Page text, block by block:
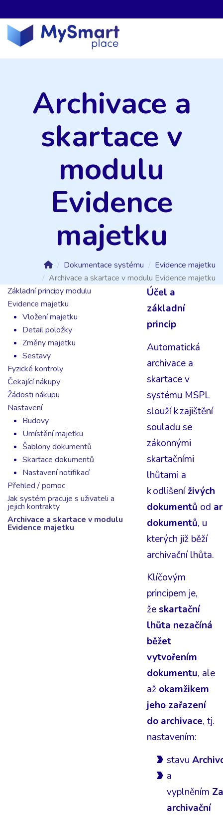
Archivace a
skartace v
modulu
Evidence
majetku
Dokumentace systému
Evidence majetku
Archivace a skartace v modulu Evidence majetku
Základní principy modulu
Evidence majetku
Vložení majetku
Detail položky
Změny majetku
Sestavy
Fyzické kontroly
Čekající nákupy
Žádosti nákupu
Nastavení
Budovy
Umístění majetku
Šablony dokumentů
Skartace dokumentů
Nastavení notifikací
Přehled / pomoc
Jak systém pracuje s uživateli a
jejich kontrakty
Archivace a skartace v modulu
Evidence majetku
Účel a
základní
princip
Automatická
archivace a
skartace v
systému MSPL
slouží k zajištění
souladu se
zákonnými
skartačními
lhůtami a
k odlišeníživých
dokumentů od
dokumentů, u
kterých již běží
archivační lhůta.
Klíčovým
principem je,
že skartační
lhůta nezačíná
běžet
vytvořením
dokumentu, ale
až okamžikem
jeho zařazení
do archivace, tj.
nastavením:
stavu
a
vyplněním
archivační